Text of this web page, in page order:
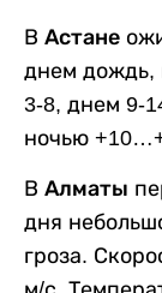
В Астане
днем дождь,
3-8, днем 9-
ночью
В Алматы
дня
гроза.